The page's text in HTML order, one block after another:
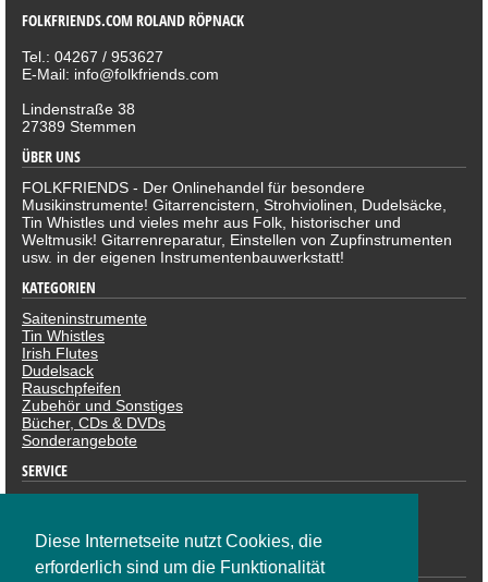
Diese Internetseite nutzt Cookies, die
erforderlich sind um die Funktionalität
FOLKFRIENDS.COM ROLAND RÖPNACK
Tel.: 04267 / 953627
E-Mail: info@folkfriends.com
Lindenstraße 38
27389 Stemmen
ÜBER UNS
FOLKFRIENDS - Der Onlinehandel für besondere
Musikinstrumente! Gitarrencistern, Strohviolinen, Dudelsäcke,
Tin Whistles und vieles mehr aus Folk, historischer und
Weltmusik! Gitarrenreparatur, Einstellen von Zupfinstrumenten
usw. in der eigenen Instrumentenbauwerkstatt!
KATEGORIEN
Saiteninstrumente
Tin Whistles
Irish Flutes
Dudelsack
Rauschpfeifen
Zubehör und Sonstiges
Bücher, CDs & DVDs
Sonderangebote
SERVICE
Widerruf
ZAHLUNGSARTEN